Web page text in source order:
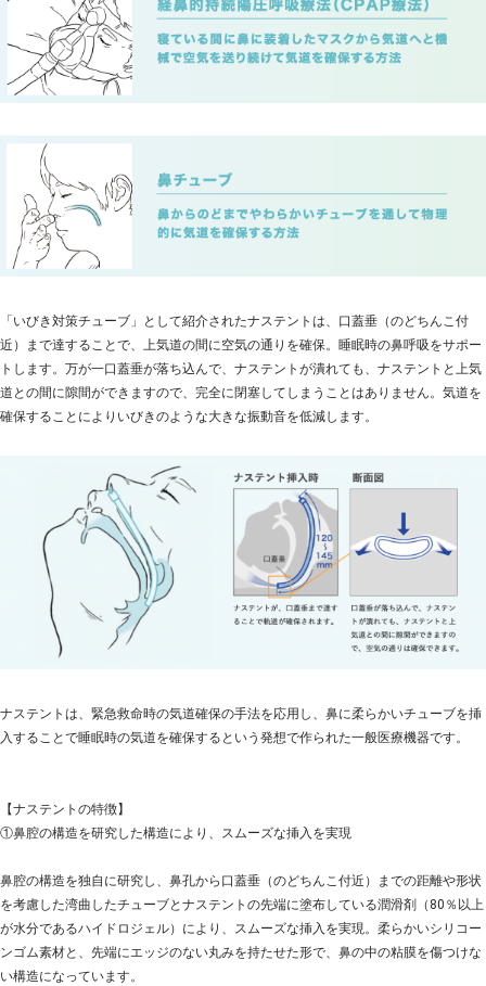
「いびき対策チューブ」として紹介されたナステントは、口蓋垂（のどちんこ付
近）まで達することで、上気道の間に空気の通りを確保。睡眠時の鼻呼吸をサポー
トします。万が一口蓋垂が落ち込んで、ナステントが潰れても、ナステントと上気
道との間に隙間ができますので、完全に閉塞してしまうことはありません。気道を
確保することによりいびきのような大きな振動音を低減します。
ナステントは、緊急救命時の気道確保の手法を応用し、鼻に柔らかいチューブを挿
入することで睡眠時の気道を確保するという発想で作られた一般医療機器です。
【ナステントの特徴】
①鼻腔の構造を研究した構造により、スムーズな挿入を実現
鼻腔の構造を独自に研究し、鼻孔から口蓋垂（のどちんこ付近）までの距離や形状
を考慮した湾曲したチューブとナステントの先端に塗布している潤滑剤（80％以上
が水分であるハイドロジェル）により、スムーズな挿入を実現。柔らかいシリコー
ンゴム素材と、先端にエッジのない丸みを持たせた形で、鼻の中の粘膜を傷つけな
い構造になっています。